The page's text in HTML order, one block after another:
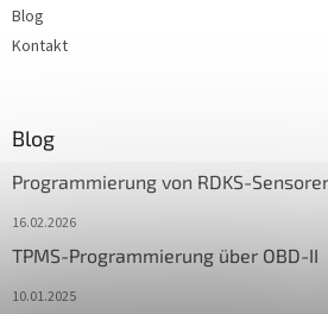
Blog
Kontakt
Blog
Programmierung von RDKS-
16.02.2026
TPMS-Programmierung über OBD-II
10.01.2025